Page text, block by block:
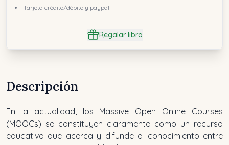
Tarjeta crédito/débito y paypal
Regalar libro
Descripción
En la actualidad, los Massive Open Online Courses
(MOOCs) se constituyen claramente como un recurso
educativo que acerca y difunde el conocimiento entre